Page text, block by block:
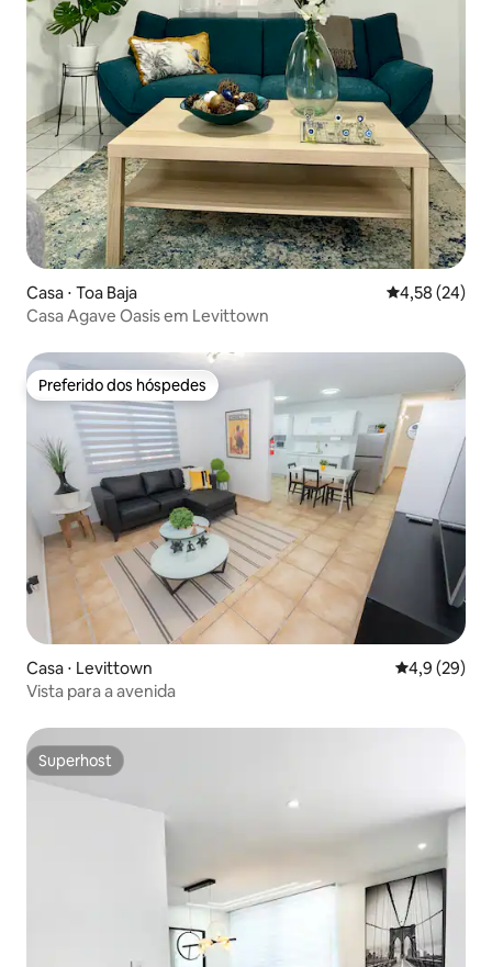
Casa ⋅ Toa Baja 4,58 de uma
4,58 (24)
Casa Agave Oasis em Levittown
Preferido dos hóspedes
Preferido dos hóspedes
Casa ⋅ Levittown 4,9 de uma
4,9 (29)
Vista para a avenida
Superhost
Superhost